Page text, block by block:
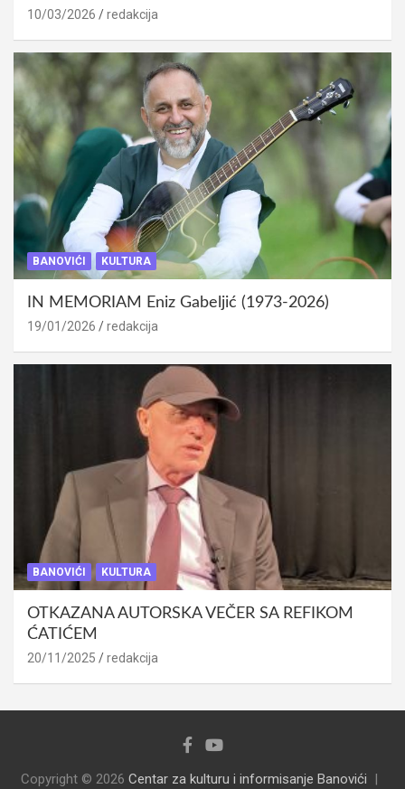
10/03/2026 redakcija
BANOVIĆI KULTURA
IN MEMORIAM Eniz Gabeljić (1973-2026)
19/01/2026 redakcija
BANOVIĆI KULTURA
OTKAZANA AUTORSKA VEČER SA REFIKOM
ĆATIĆEM
20/11/2025 redakcija
Copyright © 2026 Centar za kulturu i informisanje Banovići